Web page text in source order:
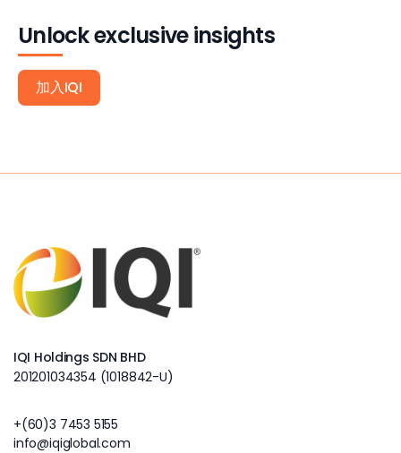
Unlock exclusive insights
加入IQI
IQI Holdings SDN BHD
201201034354 (1018842-U)
+(60)3 7453 5155
info@iqiglobal.com